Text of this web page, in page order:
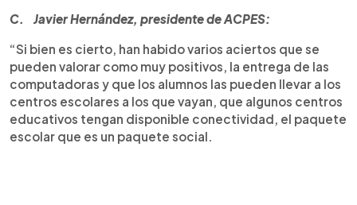
C. Javier Hernández, presidente de ACPES:
“Si bien es cierto, han habido varios aciertos que se
pueden valorar como muy positivos, la entrega de las
computadoras y que los alumnos las pueden llevar a los
centros escolares a los que vayan, que algunos centros
educativos tengan disponible conectividad, el paquete
escolar que es un paquete social.